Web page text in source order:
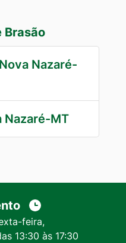
Brasão
Nazaré-
Nazaré-MT
feira,
13:30 às 17:30